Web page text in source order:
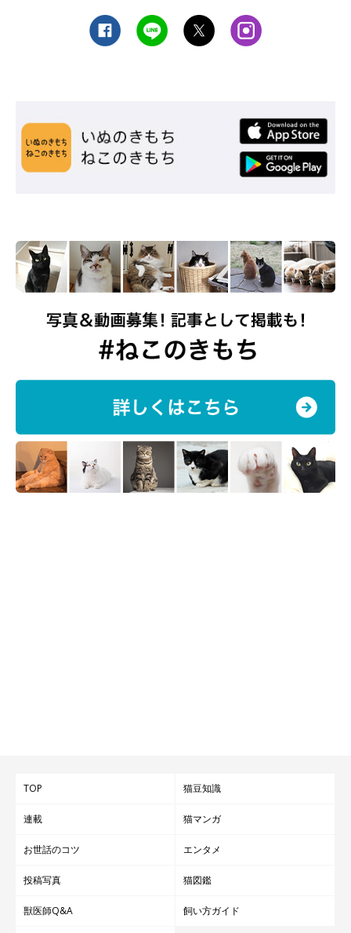
TOP 猫豆知識
連載 猫マンガ
お世話のコツ エンタメ
投稿写真 猫図鑑
獣医師Q&A 飼い方ガイド